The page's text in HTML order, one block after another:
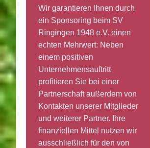
Wir garantieren Ihnen durch
ein Sponsoring beim SV
Ringingen 1948 e.V. einen
echten Mehrwert: Neben
einem positiven
Unternehmensauftritt
profitieren Sie bei einer
Partnerschaft außerdem von
Kontakten unserer Mitglieder
und weiterer Partner. Ihre
finanziellen Mittel nutzen wir
ausschließlich für den von